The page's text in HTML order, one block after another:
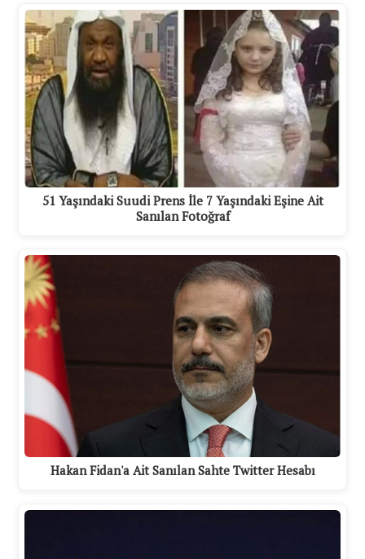
51 Yaşındaki Suudi Prens İle 7 Yaşındaki Eşine Ait
Sanılan Fotoğraf
Hakan Fidan'a Ait Sanılan Sahte Twitter Hesabı